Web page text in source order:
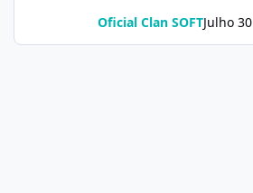
Oficial Clan SOFTJulho 30